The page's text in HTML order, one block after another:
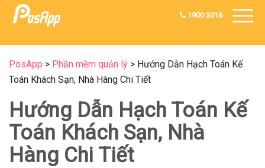
1900 3016
PosApp > Phần mềm quản lý > Hướng Dẫn Hạch Toán Kế
Toán Khách Sạn, Nhà Hàng Chi Tiết
Hướng Dẫn Hạch Toán Kế
Toán Khách Sạn, Nhà
Hàng Chi Tiết